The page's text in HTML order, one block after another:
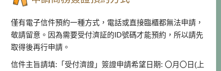
僅有電子信件預約一種方式，電話或直接臨櫃都無法申請，
敬請留意。因為需要受付濟証的ID號碼才能預約，所以請先
取得後再行申請。
信件主旨請填:「受付濟證」簽證申請希望日期: 〇月〇日(上